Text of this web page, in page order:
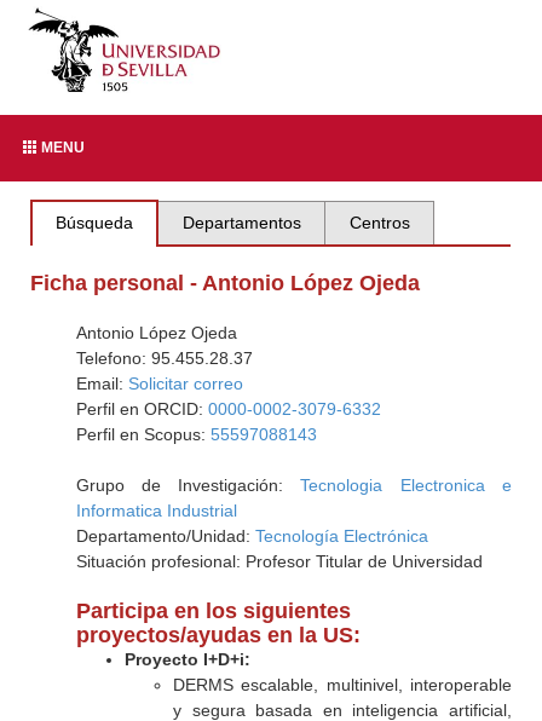
MENU
Búsqueda Departamentos Centros
Ficha personal - Antonio López Ojeda
Antonio López Ojeda
Telefono: 95.455.28.37
Email: Solicitar correo
Perfil en ORCID: 0000-0002-3079-6332
Perfil en Scopus: 55597088143
Grupo de Investigación:Tecnologia Electronica e
Informatica Industrial
Departamento/Unidad: Tecnología Electrónica
Situación profesional: Profesor Titular de Universidad
Participa en los siguientes
proyectos/ayudas en la US:
Proyecto I+D+i:
DERMS escalable, multinivel, interoperable
y segura basada en inteligencia artificial,